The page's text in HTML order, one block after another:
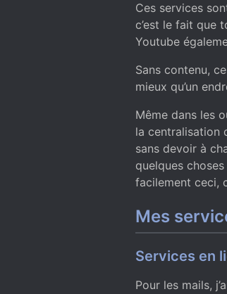
Ces services
c’est le fait que
Youtube
Sans contenu,
mieux qu’un
Même dans les
la centralisation
sans devoir à
quelques
facilement ceci,
Mes
Services en
Pour les mails,